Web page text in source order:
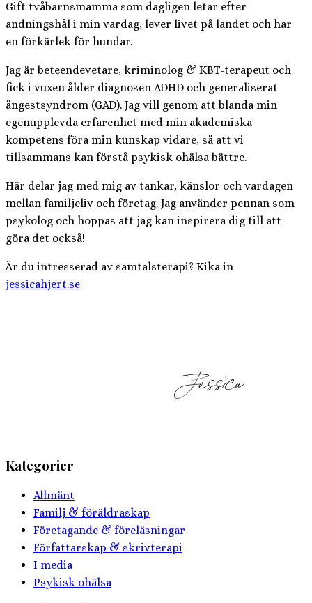
Gift tvåbarnsmamma som dagligen letar efter
andningshål i min vardag, lever livet på landet och har
en förkärlek för hundar.
Jag är beteendevetare, kriminolog & KBT-terapeut och
fick i vuxen ålder diagnosen ADHD och generaliserat
ångestsyndrom (GAD). Jag vill genom att blanda min
egenupplevda erfarenhet med min akademiska
kompetens föra min kunskap vidare, så att vi
tillsammans kan förstå psykisk ohälsa bättre.
Här delar jag med mig av tankar, känslor och vardagen
mellan familjeliv och företag. Jag använder pennan som
psykolog och hoppas att jag kan inspirera dig till att
göra det också!
Är du intresserad av samtalsterapi? Kika in
jessicahjert.se
Kategorier
Allmänt
Familj & föräldraskap
Företagande & föreläsningar
Författarskap & skrivterapi
I media
Psykisk ohälsa